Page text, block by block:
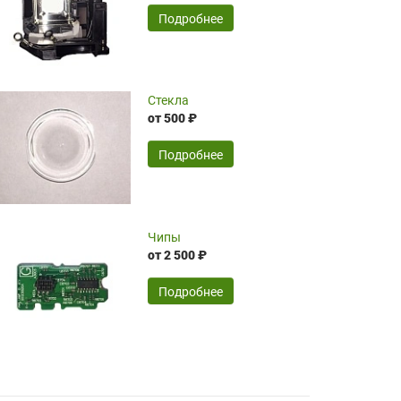
временные затраты по достаточно
оптимизированной стоимости, чему
чрезмерно благодарны!)))
SERGEY FOURSOV,24.04.2026
широкий ассортимент ламп, как оригиналов,
так и аналогов.Быстрое оформление и
передача в доставку, приемлемые цены. Мне
понравилось.
Читать полностью
16.04.2026
Подробнее
Стекла
от 500 ₽
Подробнее
Чипы
от 2 500 ₽
Подробнее